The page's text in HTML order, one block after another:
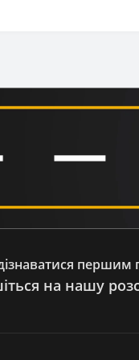
PRO
ROAD 250
250
першим
на нашу